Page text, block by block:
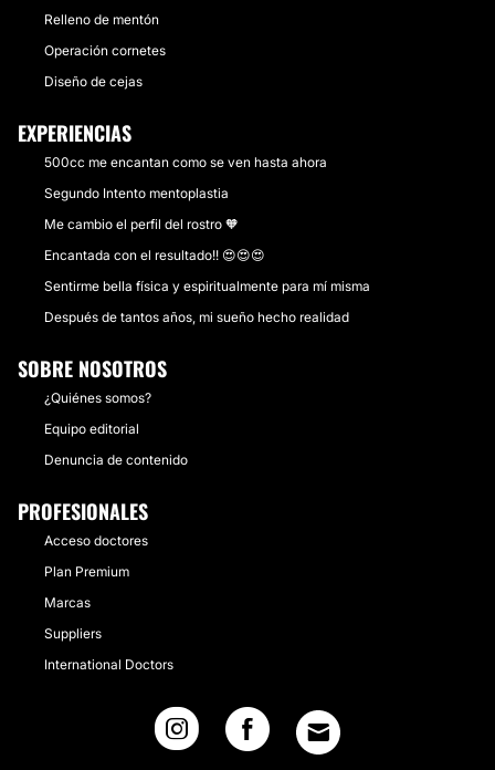
secuelas, hasta deformidades, trastornos de la mano,
tumoraciones o sus secuelas, trastornos de la piel
como cicatrices o tumores de piel, deformidades o
fracturas óseas de la cara, entre otras áreas de la
cirugía reconstructiva.
Desde:$ 500
CONTACTAR
CIRUGÍA FACIAL
apariencia de la cara o ciertos trastornos, algunos
o al contrario disminución de chachetes o mejillas,
deformidades, etc.
Desde:$ 500
LIPÓLISIS
para disminuir la grasa en zonas específicas y de
manera selectiva en algunas áreas del cuerpo.
CONTACTAR
Relleno de mentón
Operación cornetes
Diseño de cejas
EXPERIENCIAS
500cc me encantan como se ven hasta ahora
Segundo Intento mentoplastia
Me cambio el perfil del rostro 🧡
Encantada con el resultado!! 😍😍😍
Sentirme bella física y espiritualmente para mí misma
Después de tantos años, mi sueño hecho realidad
SOBRE NOSOTROS
¿Quiénes somos?
Equipo editorial
Denuncia de contenido
PROFESIONALES
Acceso doctores
Plan Premium
Marcas
Suppliers
International Doctors